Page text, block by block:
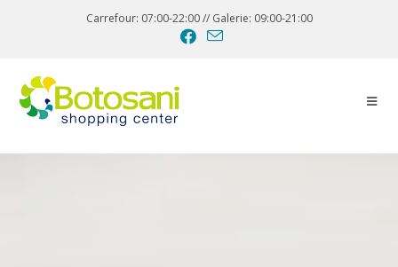
Carrefour: 07:00-22:00 // Galerie: 09:00-21:00